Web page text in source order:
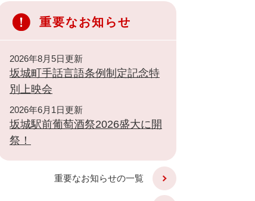
重要なお知らせ
2026年8月5日更新
坂城町手話言語条例制定記念特
別上映会
2026年6月1日更新
坂城駅前葡萄酒祭2026盛大に開
祭！
重要なお知らせの一覧